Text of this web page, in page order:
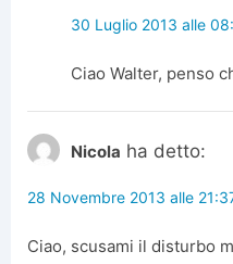
30 Luglio 2013 alle
Ciao Walter, penso
Nicola ha detto:
28 Novembre 2013 alle
Ciao, scusami il disturbo